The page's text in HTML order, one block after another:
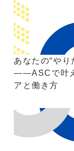
あなたの“やり
――ASCで叶え
アと働き方